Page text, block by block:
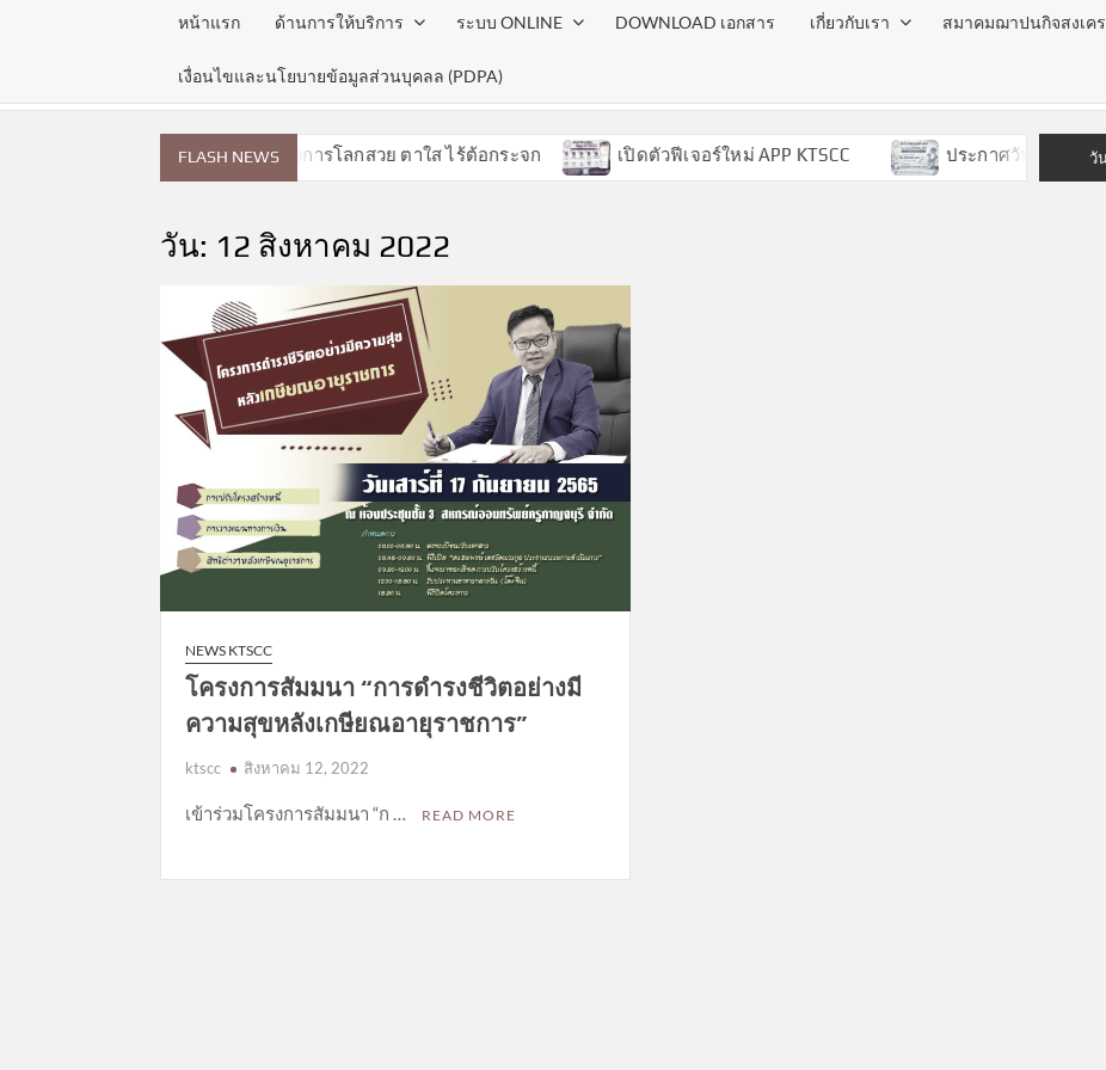
หน้าแรก ด้านการให้บริการ ระบบ ONLINE DOWNLOAD เอกสาร เกี่ยวกับเรา สมาคมฌาปนกิจสงเค
เงื่อนไขและนโยบายข้อมูลส่วนบุคลล (PDPA)
FLASH NEWS
โครงการโลกสวย ตาใส ไร้ต้อกระจก เปิดตัวฟีเจอร์ใหม่ APP KTSCC ประกาศวันหยุด ประจำเวั
วัน: 12 สิงหาคม 2022
NEWS KTSCC
โครงการสัมมนา “การดำรงชีวิตอย่างมี
ความสุขหลังเกษียณอายุราชการ”
ktscc สิงหาคม 12, 2022
เข้าร่วมโครงการสัมมนา “ก … READ MORE